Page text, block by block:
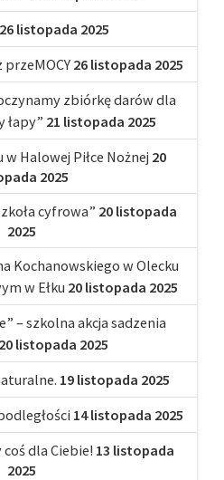
26 listopada 2025
przeMOCY 26 listopada 2025
zbiórkę darów dla
łapy” 21 listopada 2025
Halowej Piłce Nożnej 20
2025
cyfrowa” 20 listopada
2025
Kochanowskiego w Olecku
w Ełku 20 listopada 2025
– szkolna akcja sadzenia
20 listopada 2025
19 listopada 2025
14 listopada 2025
dla Ciebie! 13 listopada
2025